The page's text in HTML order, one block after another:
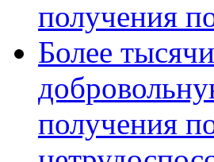
получения
Более
получения